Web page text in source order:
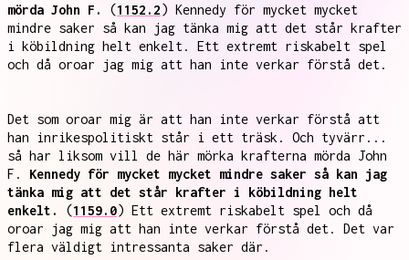
mörda John F.
(1152.2) Kennedy för mycket mycket
mindre saker så kan jag tänka mig att det står krafter
i köbildning helt enkelt. Ett extremt riskabelt spel
och då oroar jag mig att han inte verkar förstå det.
Det som oroar mig är att han inte verkar förstå att
han inrikespolitiskt står i ett träsk. Och tyvärr...
så har liksom vill de här mörka krafterna mörda John
F. Kennedy för mycket mycket mindre saker så kan jag
tänka mig att det står krafter i köbildning helt
enkelt.
(1159.0) Ett extremt riskabelt spel och då
oroar jag mig att han inte verkar förstå det. Det var
flera väldigt intressanta saker där.